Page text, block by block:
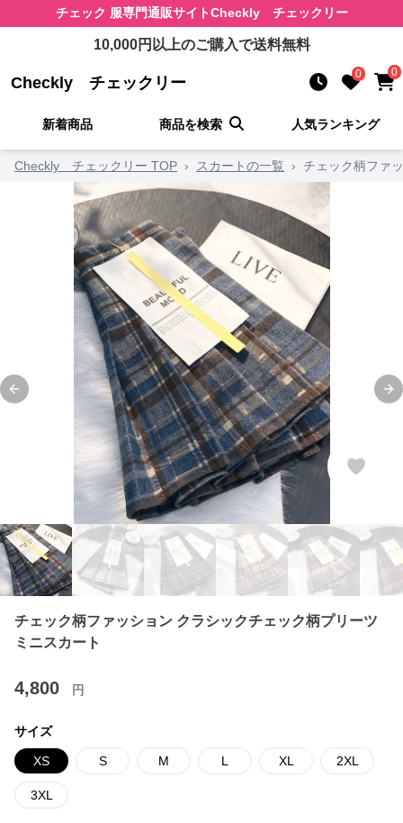
チェック 服専門通販サイトCheckly チェックリー
10,000円以上のご購入で送料無料
Checkly チェックリー 0 0
新着商品 商品を検索 人気ランキング
Checkly チェックリー TOP › スカートの一覧 › チェック柄ファ
Previous slide
チェック柄ファッション クラシックチェック柄プリーツ
ミニスカート
4,800 円
サイズ
XS S M L XL 2XL
3XL